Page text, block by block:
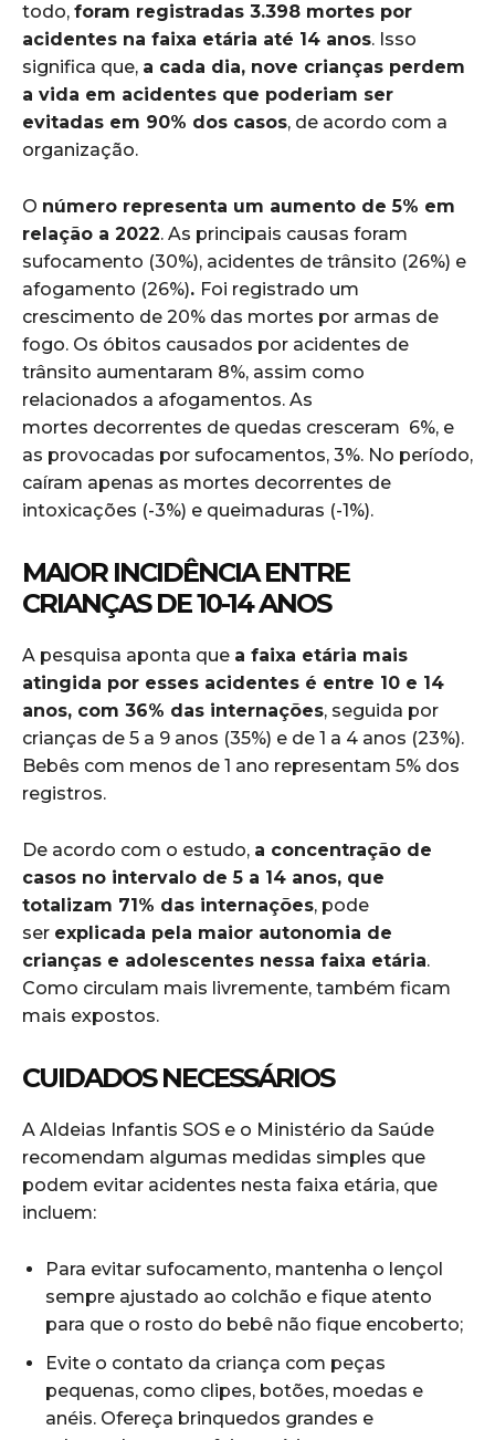
todo, foram registradas 3.398 mortes por
acidentes na faixa etária até 14 anos. Isso
significa que, a cada dia, nove crianças perdem
a vida em acidentes que poderiam ser
evitadas em 90% dos casos, de acordo com a
organização.
O número representa um aumento de 5% em
relação a 2022. As principais causas foram
sufocamento (30%), acidentes de trânsito (26%) e
afogamento (26%). Foi registrado um
crescimento de 20% das mortes por armas de
fogo. Os óbitos causados por acidentes de
trânsito aumentaram 8%, assim como
relacionados a afogamentos. As
mortes decorrentes de quedas cresceram 6%, e
as provocadas por sufocamentos, 3%. No período,
caíram apenas as mortes decorrentes de
intoxicações (-3%) e queimaduras (-1%).
MAIOR INCIDÊNCIA ENTRE
CRIANÇAS DE 10-14 ANOS
A pesquisa aponta que a faixa etária mais
atingida por esses acidentes é entre 10 e 14
anos, com 36% das internações, seguida por
crianças de 5 a 9 anos (35%) e de 1 a 4 anos (23%).
Bebês com menos de 1 ano representam 5% dos
registros.
De acordo com o estudo, a concentração de
casos no intervalo de 5 a 14 anos, que
totalizam 71% das internações, pode
ser explicada pela maior autonomia de
crianças e adolescentes nessa faixa etária.
Como circulam mais livremente, também ficam
mais expostos.
CUIDADOS NECESSÁRIOS
A Aldeias Infantis SOS e o Ministério da Saúde
recomendam algumas medidas simples que
podem evitar acidentes nesta faixa etária, que
incluem:
Para evitar sufocamento, mantenha o lençol
sempre ajustado ao colchão e fique atento
para que o rosto do bebê não fique encoberto;
Evite o contato da criança com peças
pequenas, como clipes, botões, moedas e
anéis. Ofereça brinquedos grandes e